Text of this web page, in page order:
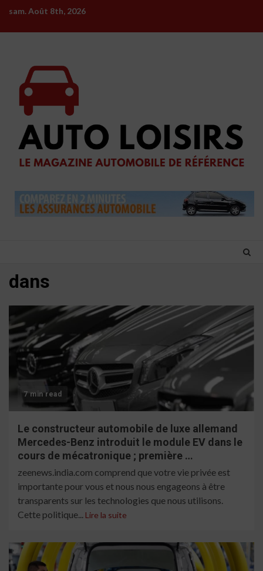
content
sam. Août 8th, 2026
dans
7 min read
Le constructeur automobile de luxe allemand
Mercedes-Benz introduit le module EV dans le
cours de mécatronique ; première …
zeenews.india.com comprend que votre vie privée est
importante pour vous et nous nous engageons à être
transparents sur les technologies que nous utilisons.
Cette politique... Lire la suite